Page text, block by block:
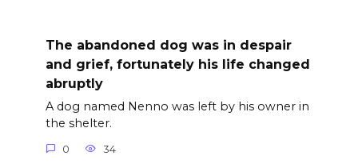
The abandoned dog was in despair
and grief, fortunately his life changed
abruptly
A dog named Nenno was left by his owner in
the shelter.
0 34